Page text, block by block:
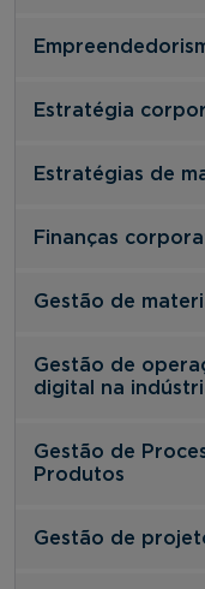
Estratégia
Estratégias de
Finanças
Gestão de
Gestão de
digital na
Gestão de
Produtos
Gestão de